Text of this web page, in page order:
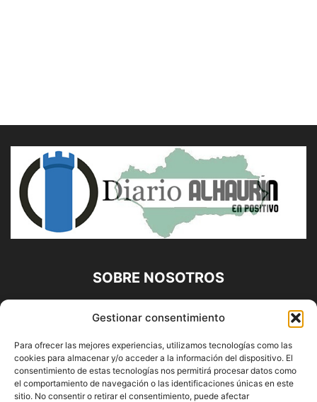
Gestionar consentimiento
Para ofrecer las mejores experiencias, utilizamos tecnologías como las
cookies para almacenar y/o acceder a la información del dispositivo. El
consentimiento de estas tecnologías nos permitirá procesar datos como
el comportamiento de navegación o las identificaciones únicas en este
sitio. No consentir o retirar el consentimiento, puede afectar
SOBRE NOSOTROS
Diario Alhaurín (www.alhaurindelatorre.com) Propiedad de
Francisco E. López López | 639 95 71 95 | Noticias de
Alhaurín de la Torre, Málaga y Provincia|
Contáctanos:info@alhaurindelatorre.com